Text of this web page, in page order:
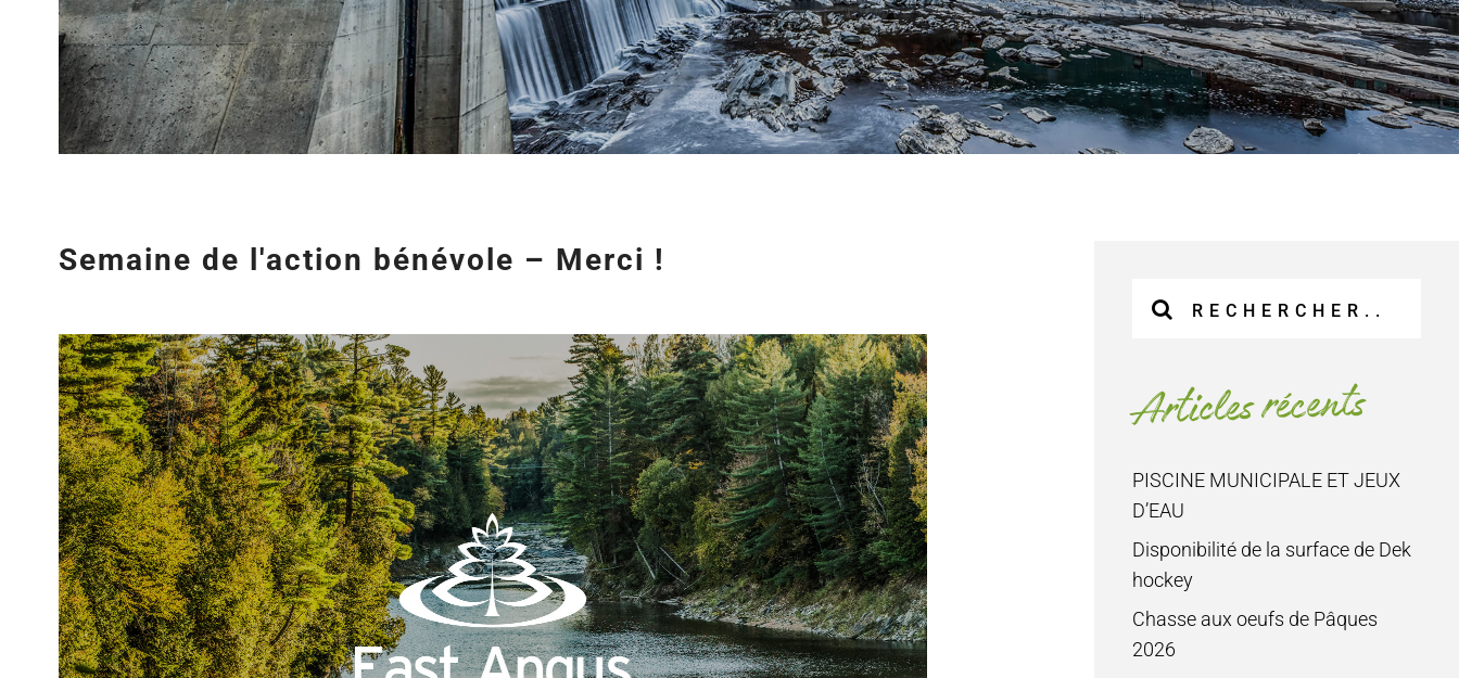
Semaine de l'action bénévole – Merci !
Agrandir
l&apos;image
sur
:Articles récents
PISCINE MUNICIPALE ET JEUX
D’EAU
Disponibilité de la surface de Dek
hockey
Chasse aux oeufs de Pâques
2026